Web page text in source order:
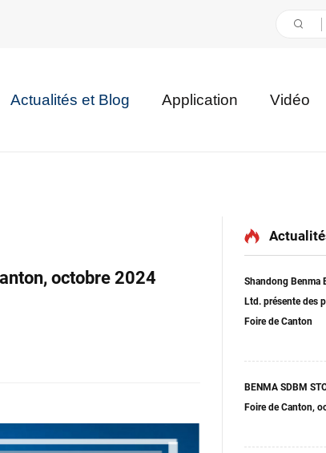
Actualités et Blog Application Vidéo
octobre 2024
Shandong Benma
Ltd. présente des
Foire de Canton
BENMA SDBM
Foire de Canton,